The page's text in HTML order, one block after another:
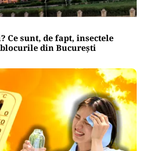
Ce sunt, de fapt, insectele
din București